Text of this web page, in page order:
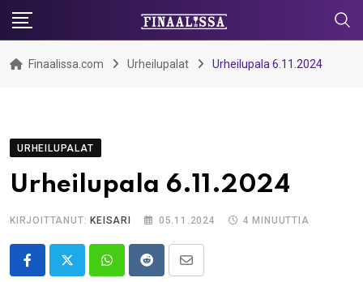
Skip
content
Finaalissa.com Urheilupalat Urheilupala 6.11.2024
URHEILUPALAT
Urheilupala 6.11.2024
KIRJOITTANUT: KEISARI 05.11.2024 4 MINUUTTIA
WhatsappRedditShare